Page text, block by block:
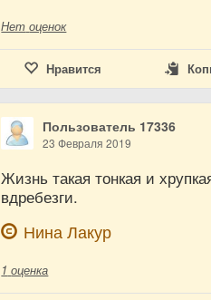
Нет оценок
Нравится
Пользователь 17336
23 Февраля 2019
Жизнь такая тонкая и
вдребезги.
Нина Лакур
1 оценка